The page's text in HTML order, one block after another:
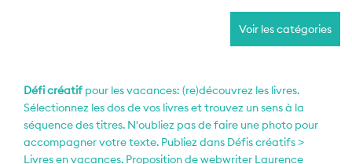
Voir les catégories
Défi créatif pour les vacances: (re)découvrez les livres.
Sélectionnez les dos de vos livres et trouvez un sens à la
séquence des titres. N'oubliez pas de faire une photo pour
accompagner votre texte. Publiez dans Défis créatifs >
Livres en vacances. Proposition de webwriter Laurence